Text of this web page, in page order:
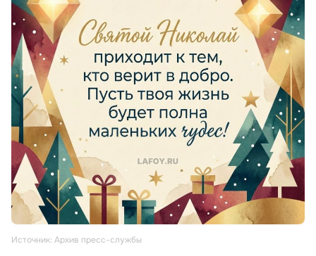
Источник: Архив пресс-службы